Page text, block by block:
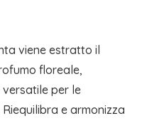
viene estratto il
floreale,
per le
e armonizza